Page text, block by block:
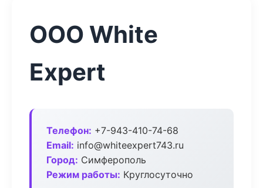
ООО White
Expert
Телефон: +7-943-410-74-68
Email: info@whiteexpert743.ru
Город: Симферополь
Режим работы: Круглосуточно